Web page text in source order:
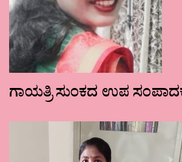
ಗಾಯತ್ರಿ ಸುಂಕದ ಉಪ